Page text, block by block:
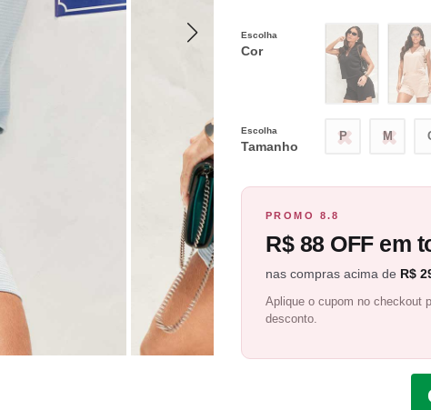
Escolha
Cor
Escolha
Tamanho
P M
PROMO 8.8
R$ 88 OFF em
nas compras acima de R$
Aplique o cupom no checkout
desconto.